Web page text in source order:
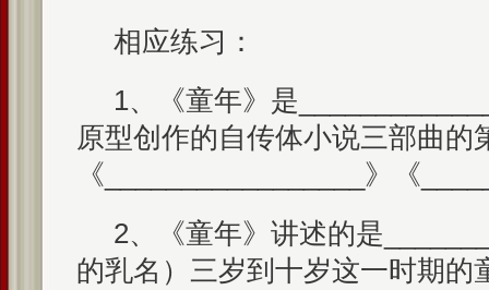
相应练习：
1、《童年》是
原型创作的自传体小说三部曲的
《_________________》《
2、《童年》讲述的是
的乳名）三岁到十岁这一时期的